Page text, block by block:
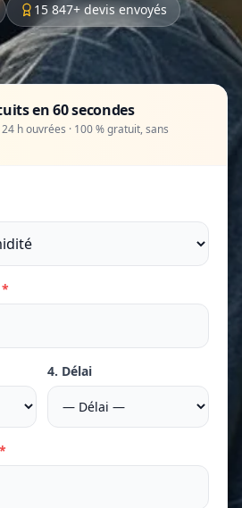
15 847+ devis envoyés
en 60 secondes
h ouvrées · 100 % gratuit, sans
*
4. Délai
*